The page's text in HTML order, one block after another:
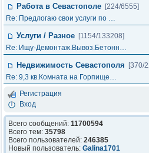
Работа в Севастополе [224/6555]
Re: Предлогаю свои услуги по …
Услуги / Разное [1154/133208]
Re: Ищу-Демонтаж.Вывоз.Бетонн…
Недвижимость Севастополя
[370/
Re: 9,3 кв.Комната на Горпище…
Регистрация
Вход
Всего сообщений: 11700594
Всего тем: 35798
Всего пользователей: 246385
Новый пользователь: Galina1701